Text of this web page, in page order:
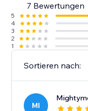
7 Bewertungen
5
4
3
2
1
Sortieren nach:
MI